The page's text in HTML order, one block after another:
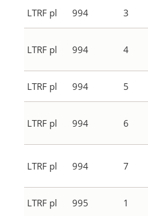
LTRF pl 994 3
LTRF pl 994 4
LTRF pl 994 5
LTRF pl 994 6
LTRF pl 994 7
LTRF pl 995 1